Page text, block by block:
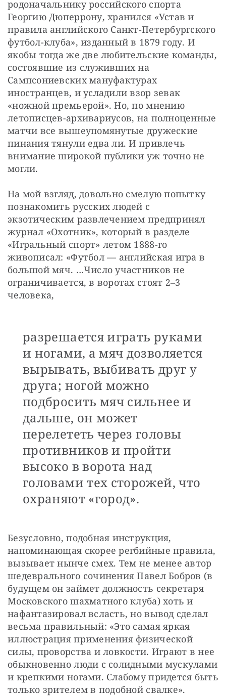
родоначальнику российского спорта
Георгию Дюперрону, хранился «Устав и
правила английского Санкт-Петербургского
футбол-клуба», изданный в 1879 году. И
якобы тогда же две любительские команды,
состоявшие из служивших на
Сампсониевских мануфактурах
иностранцев, и усладили взор зевак
«ножной премьерой». Но, по мнению
летописцев-архивариусов, на полноценные
матчи все вышеупомянутые дружеские
пинания тянули едва ли. И привлечь
внимание широкой публики уж точно не
могли.
На мой взгляд, довольно смелую попытку
познакомить русских людей с
экзотическим развлечением предпринял
журнал «Охотник», который в разделе
«Игральный спорт» летом 1888-го
живописал: «Футбол — английская игра в
большой мяч. …Число участников не
ограничивается, в воротах стоят 2–3
человека,
разрешается играть руками
и ногами, а мяч дозволяется
вырывать, выбивать друг у
друга; ногой можно
подбросить мяч сильнее и
дальше, он может
перелететь через головы
противников и пройти
высоко в ворота над
головами тех сторожей, что
охраняют «город».
Безусловно, подобная инструкция,
напоминающая скорее регбийные правила,
вызывает нынче смех. Тем не менее автор
шедеврального сочинения Павел Бобров (в
будущем он займет должность секретаря
Московского шахматного клуба) хоть и
нафантазировал всласть, но вывод сделал
весьма правильный: «Это самая яркая
иллюстрация применения физической
силы, проворства и ловкости. Играют в нее
обыкновенно люди с солидными мускулами
и крепкими ногами. Слабому придется быть
только зрителем в подобной свалке».